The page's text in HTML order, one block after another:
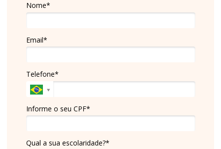
Nome*
Email*
Telefone*
Informe o seu CPF*
Qual a sua escolaridade?*